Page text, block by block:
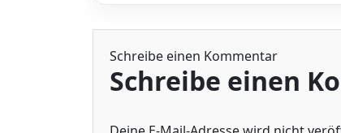
Schreibe einen Kommentar
Schreibe einen